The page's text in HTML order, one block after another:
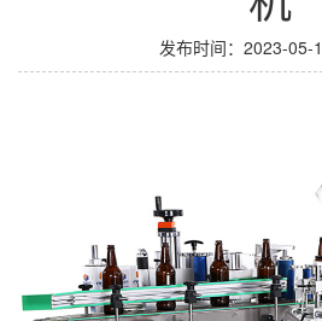
发布时间：2023-05-